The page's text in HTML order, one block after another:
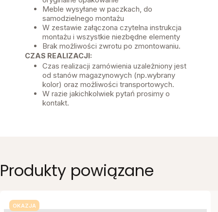
Meble wysyłane w paczkach, do
samodzielnego montażu
W zestawie załączona czytelna instrukcja
montażu i wszystkie niezbędne elementy
Brak możliwości zwrotu po zmontowaniu.
CZAS REALIZACJI:
Czas realizacji zamówienia uzależniony jest
od stanów magazynowych (np.wybrany
kolor) oraz możliwości transportowych.
W razie jakichkolwiek pytań prosimy o
kontakt.
Produkty powiązane
OKAZJA